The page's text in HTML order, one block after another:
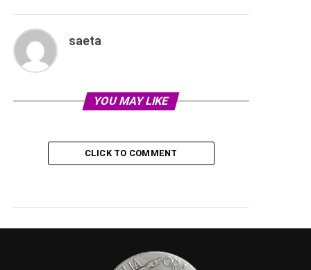
saeta
YOU MAY LIKE
CLICK TO COMMENT